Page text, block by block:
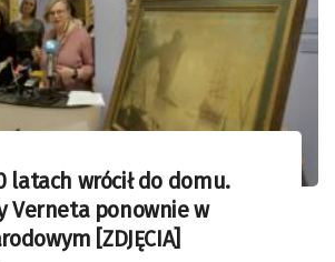
latach wrócił do domu.
Verneta ponownie w
[ZDJĘCIA]